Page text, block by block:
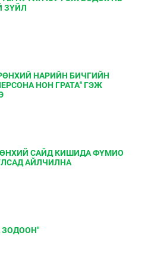
ЗҮЙЛ
НАРИЙН БИЧГИЙН
НОН ГРАТА" ГЭЖ
САЙД КИШИДА ФҮМИО
АЙЛЧИЛНА
ЗОДООН"